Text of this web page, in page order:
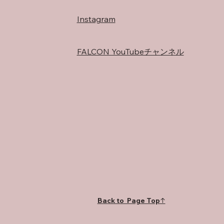
Instagram
FALCON YouTubeチャンネル
Back to Page Top↑